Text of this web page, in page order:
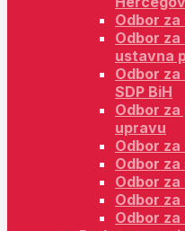
Odbor
Odbor
ustavna
Odbor
SDP BiH
Odbor
upravu
Odbor za
Odbor
Odbor
Odbor
Odbor